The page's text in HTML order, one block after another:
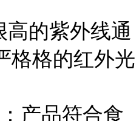
的紫外线通
格格的红外光
产品符合食